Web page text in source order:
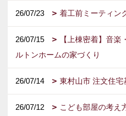
26/07/23 着工前ミーティン
26/07/15
【上棟密着】音
ルトンホームの家づくり
26/07/14 東村山市 注文住宅
26/07/12 こども部屋の考え